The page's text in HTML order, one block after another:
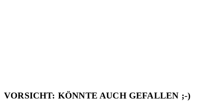
VORSICHT: KÖNNTE AUCH GEFALLEN ;-)